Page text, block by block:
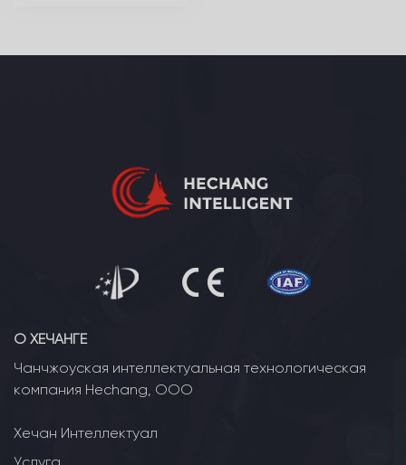
О ХЕЧАНГЕ
Чанчжоуская интеллектуальная технологическая
компания Hechang, ООО
Хечан Интеллектуал